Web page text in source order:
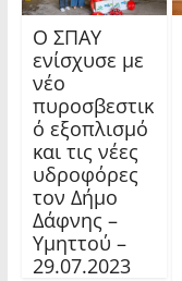
Ο ΣΠΑΥ
ενίσχυσε με
νέο
πυροσβεστικ
ό εξοπλισμό
και τις νέες
υδροφόρες
τον Δήμο
Δάφνης –
Υμηττού –
29.07.2023